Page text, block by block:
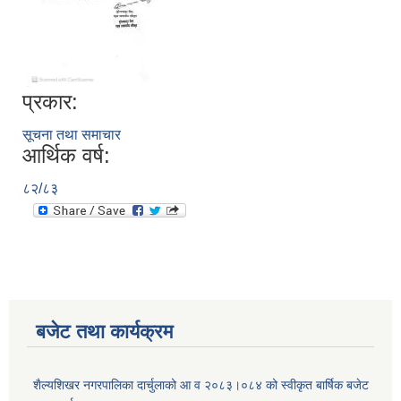
प्रकार:
सूचना तथा समाचार
आर्थिक वर्ष:
८२/८३
बजेट तथा कार्यक्रम
शैल्यशिखर नगरपालिका दार्चुलाको आ व २०८३।०८४ को स्वीकृत बार्षिक बजेट